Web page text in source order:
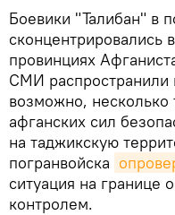
Боевики "Талибан" в
сконцентрировались
провинциях
СМИ
возможно, несколько
афганских сил
на таджикскую
погранвойска
ситуация на границе
контролем.